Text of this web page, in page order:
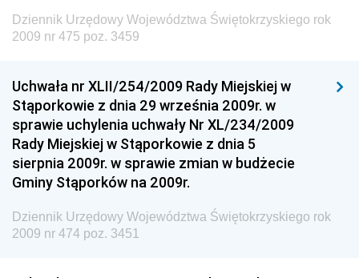
Dziennik Urzędowy Ministra Rodziny, Pracy i Polityki
Społecznej
Dziennik Urzędowy Ministra Rozwoju
Dziennik Urzędowy Ministra Infrastruktury i
Budownictwa
Dziennik Urzędowy Ministra Gospodarki Morskiej i
Żeglugi Śródlądowej
Dziennik Urzędowy Ministra Energii
Dziennik Urzędowy Ministra Finansów
Dziennik Urzędowy Województwa Świętokrzyskiego rok
2009 nr 475 poz. 3459
Uchwała nr XLII/254/2009 Rady Miejskiej w
Stąporkowie z dnia 29 września 2009r. w
sprawie uchylenia uchwały Nr XL/234/2009
Rady Miejskiej w Stąporkowie z dnia 5
sierpnia 2009r. w sprawie zmian w budżecie
Gminy Stąporków na 2009r.
Dziennik Urzędowy Województwa Świętokrzyskiego rok
2009 nr 474 poz. 3451